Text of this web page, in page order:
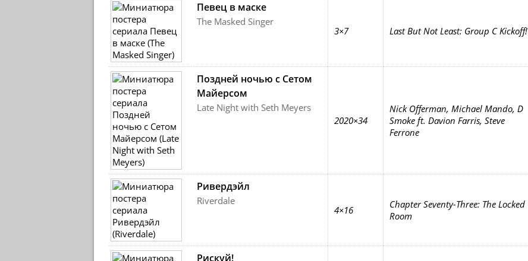
Певец в маске
The Masked Singer
3×7
Last But Not Least: Group C Kickoff!
Поздней ночью с Сетом
Майерсом
Late Night with Seth Meyers
2020×34
Nick Offerman, Michael Mando, D
Smoke ft. Davion Farris, Steve
Ferrone
Ривердэйл
Riverdale
4×16
Chapter Seventy-Three: The Locked
Room
Рискуй!